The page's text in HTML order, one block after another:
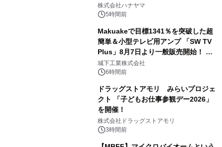
ギミックが融合した 大人の体験型パズ
ルが8月7日(金)12時より先行予約受付
株式会社ハナヤマ
5時間前
Makuakeで目標1341％を突破した超
簡単＆小型テレビ用アンプ 「SW TV
Plus」8月7日より一般販売開始！ ケ
ーブル1本つなぐだけ、テレビの音が
ぐっと豊かに
城下工業株式会社
6時間前
ドラッグストアモリ みらいプロジェ
クト 「子どもお仕事参観デー2026」
を開催！
株式会社ドラッグストアモリ
3時間前